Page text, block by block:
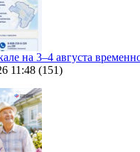
на 3–4 августа
11:48 (151)